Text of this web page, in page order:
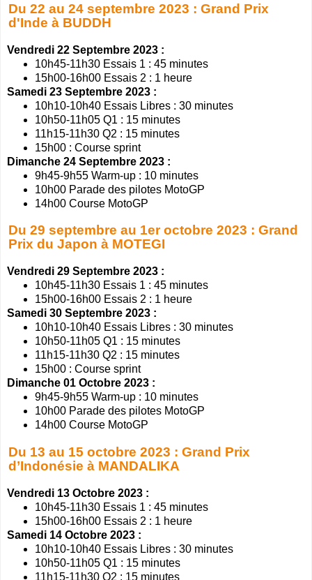
Du 22 au 24 septembre 2023 : Grand Prix
d'Inde à BUDDH
Vendredi 22 Septembre 2023 :
10h45-11h30 Essais 1 : 45 minutes
15h00-16h00 Essais 2 : 1 heure
Samedi 23 Septembre 2023 :
10h10-10h40 Essais Libres : 30 minutes
10h50-11h05 Q1 : 15 minutes
11h15-11h30 Q2 : 15 minutes
15h00 : Course sprint
Dimanche 24 Septembre 2023 :
9h45-9h55 Warm-up : 10 minutes
10h00 Parade des pilotes MotoGP
14h00 Course MotoGP
Du 29 septembre au 1er octobre 2023 : Grand
Prix du Japon à MOTEGI
Vendredi 29 Septembre 2023 :
10h45-11h30 Essais 1 : 45 minutes
15h00-16h00 Essais 2 : 1 heure
Samedi 30 Septembre 2023 :
10h10-10h40 Essais Libres : 30 minutes
10h50-11h05 Q1 : 15 minutes
11h15-11h30 Q2 : 15 minutes
15h00 : Course sprint
Dimanche 01 Octobre 2023 :
9h45-9h55 Warm-up : 10 minutes
10h00 Parade des pilotes MotoGP
14h00 Course MotoGP
Du 13 au 15 octobre 2023 : Grand Prix
d’Indonésie à MANDALIKA
Vendredi 13 Octobre 2023 :
10h45-11h30 Essais 1 : 45 minutes
15h00-16h00 Essais 2 : 1 heure
Samedi 14 Octobre 2023 :
10h10-10h40 Essais Libres : 30 minutes
10h50-11h05 Q1 : 15 minutes
11h15-11h30 Q2 : 15 minutes